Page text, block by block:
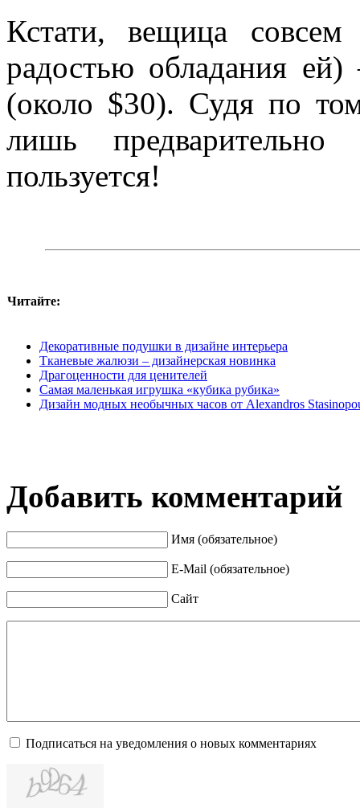
Кстати, вещица
радостью обладания
(около $30). Судя по
лишь
пользуется!
Читайте:
Декоративные подушки в дизайне интерьера
Тканевые жалюзи – дизайнерская новинка
Драгоценности для ценителей
Самая маленькая игрушка «кубика рубика»
Дизайн модных необычных часов от Alexandros
Добавить комментарий
Имя (обязательное)
E-Mail (обязательное)
Сайт
Подписаться на уведомления о новых комментариях